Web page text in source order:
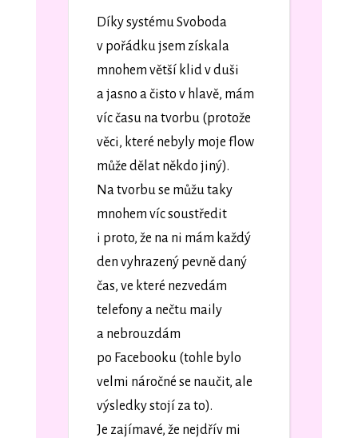
Díky systému Svoboda
v pořádku jsem získala
mnohem větší klid v duši
a jasno a čisto v hlavě, mám
víc času na tvorbu (protože
věci, které nebyly moje flow
může dělat někdo jiný).
Na tvorbu se můžu taky
mnohem víc soustředit
i proto, že na ni mám každý
den vyhrazený pevně daný
čas, ve které nezvedám
telefony a nečtu maily
a nebrouzdám
po Facebooku (tohle bylo
velmi náročné se naučit, ale
výsledky stojí za to).
Je zajímavé, že nejdřív mi